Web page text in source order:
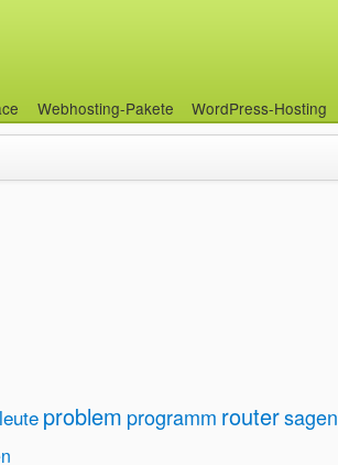
Webhosting-Pakete WordPress-Hosting
leute problem programm routersagen